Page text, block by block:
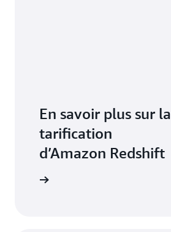
En savoir plus sur la
tarification
d’Amazon Redshift